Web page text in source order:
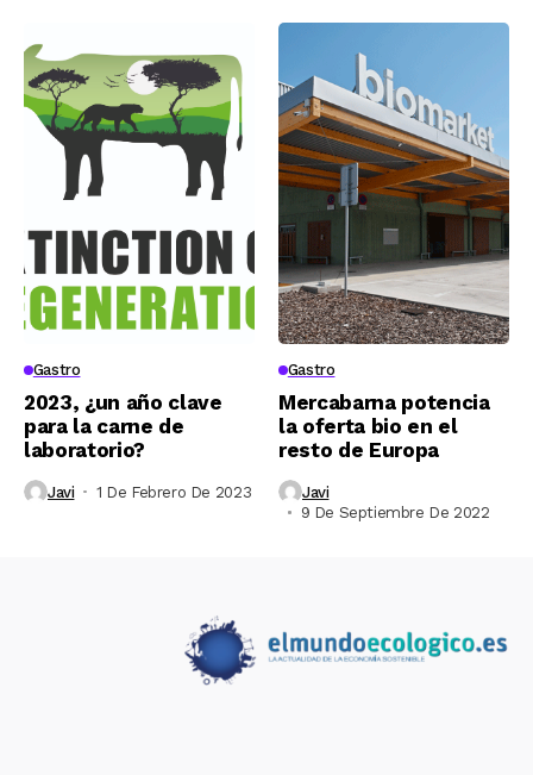
Gastro
2023, ¿un año clave
para la carne de
laboratorio?
Javi 1 De Febrero De 2023
Gastro
Mercabarna potencia
la oferta bio en el
resto de Europa
Javi
9 De Septiembre De 2022